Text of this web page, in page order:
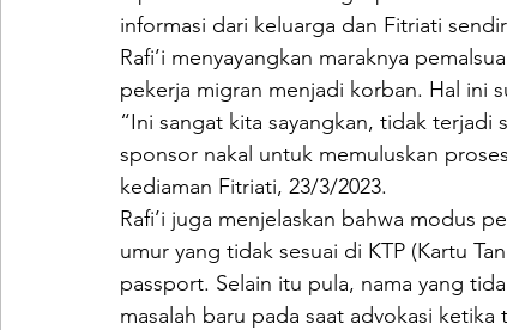
informasi dari keluarga dan Fitriati
Rafi’i menyayangkan maraknya
pekerja migran menjadi korban. Hal ini
“Ini sangat kita sayangkan, tidak terjadi
sponsor nakal untuk memuluskan
kediaman Fitriati, 23/3/2023.
Rafi’i juga menjelaskan bahwa modus
umur yang tidak sesuai di KTP (Kartu
passport. Selain itu pula, nama yang
masalah baru pada saat advokasi